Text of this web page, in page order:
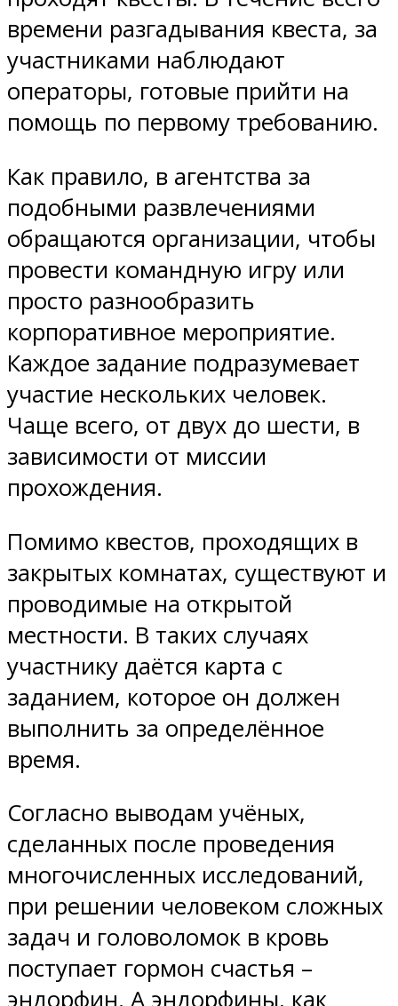
времени разгадывания квеста, за
участниками наблюдают
операторы, готовые прийти на
помощь по первому требованию.
Как правило, в агентства за
подобными развлечениями
обращаются организации, чтобы
провести командную игру или
просто разнообразить
корпоративное мероприятие.
Каждое задание подразумевает
участие нескольких человек.
Чаще всего, от двух до шести, в
зависимости от миссии
прохождения.
Помимо квестов, проходящих в
закрытых комнатах, существуют и
проводимые на открытой
местности. В таких случаях
участнику даётся карта с
заданием, которое он должен
выполнить за определённое
время.
Согласно выводам учёных,
сделанных после проведения
многочисленных исследований,
при решении человеком сложных
задач и головоломок в кровь
поступает гормон счастья –
эндорфин. А эндорфины, как